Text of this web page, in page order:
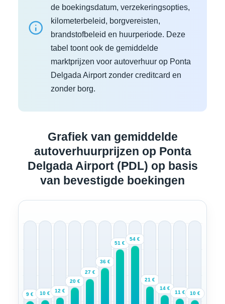
de boekingsdatum, verzekeringsopties,
kilometerbeleid, borgvereisten,
brandstofbeleid en huurperiode. Deze
tabel toont ook de gemiddelde
marktprijzen voor autoverhuur op Ponta
Delgada Airport zonder creditcard en
zonder borg.
Grafiek van gemiddelde
autoverhuurprijzen op Ponta
Delgada Airport (PDL) op basis
van bevestigde boekingen
9 € 10 € 12 €
20 €
27 €
36 €
51 €
54 €
21 €
14 €
11 € 10 €